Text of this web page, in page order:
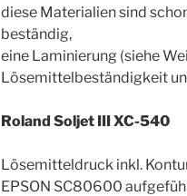
diese Materialien sind
beständig,
eine Laminierung (siehe
Lösemittelbeständigkeit
Roland Soljet III XC-540
Lösemitteldruck inkl.
EPSON SC80600